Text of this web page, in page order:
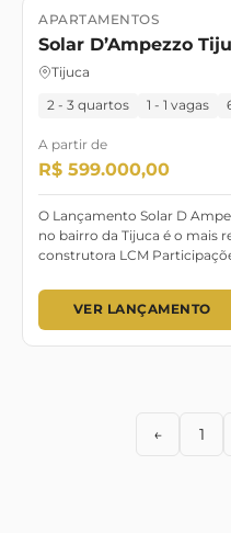
Lançamento
APARTAMENTOS
Solar D’Ampezzo
Tijuca
2 - 3 quartos 1 - 1 vagas
A partir de
R$ 599.000,00
O Lançamento Solar D
no bairro da Tijuca é o mais
construtora LCM
VER LANÇAMENTO
← 1